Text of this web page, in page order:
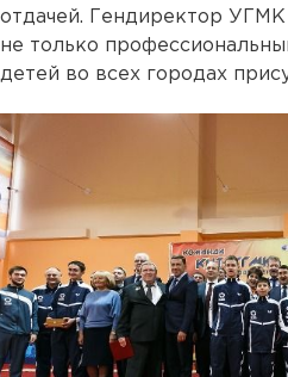
отдачей. Гендиректор
не только
детей во всех городах